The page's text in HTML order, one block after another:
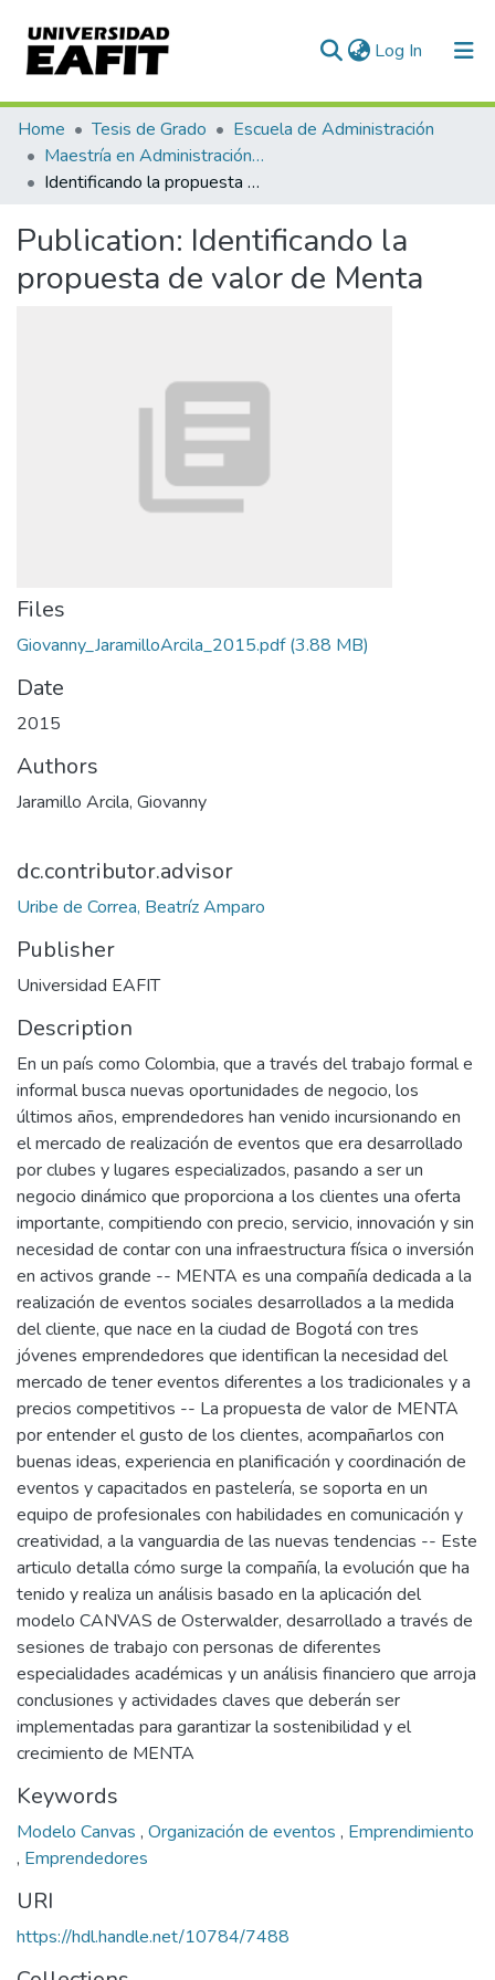
Log In (current)
Communities & Collections
All of DSpace
Home Tesis de Grado
Escuela de Administración
Maestría en Administración - MBA (tesis)
Identificando la propuesta de valor de Menta
Publication: Identificando la
propuesta de valor de Menta
Files
Giovanny_JaramilloArcila_2015.pdf(3.88 MB)
Date
2015
Authors
Jaramillo Arcila, Giovanny
dc.contributor.advisor
Uribe de Correa, Beatríz Amparo
Publisher
Universidad EAFIT
Description
En un país como Colombia, que a través del trabajo formal e
informal busca nuevas oportunidades de negocio, los
últimos años, emprendedores han venido incursionando en
el mercado de realización de eventos que era desarrollado
por clubes y lugares especializados, pasando a ser un
negocio dinámico que proporciona a los clientes una oferta
importante, compitiendo con precio, servicio, innovación y sin
necesidad de contar con una infraestructura física o inversión
en activos grande -- MENTA es una compañía dedicada a la
realización de eventos sociales desarrollados a la medida
del cliente, que nace en la ciudad de Bogotá con tres
jóvenes emprendedores que identifican la necesidad del
mercado de tener eventos diferentes a los tradicionales y a
precios competitivos -- La propuesta de valor de MENTA
por entender el gusto de los clientes, acompañarlos con
buenas ideas, experiencia en planificación y coordinación de
eventos y capacitados en pastelería, se soporta en un
equipo de profesionales con habilidades en comunicación y
creatividad, a la vanguardia de las nuevas tendencias -- Este
articulo detalla cómo surge la compañía, la evolución que ha
tenido y realiza un análisis basado en la aplicación del
modelo CANVAS de Osterwalder, desarrollado a través de
sesiones de trabajo con personas de diferentes
especialidades académicas y un análisis financiero que arroja
conclusiones y actividades claves que deberán ser
implementadas para garantizar la sostenibilidad y el
crecimiento de MENTA
Keywords
Modelo Canvas , Organización de eventos , Emprendimiento
, Emprendedores
URI
https://hdl.handle.net/10784/7488